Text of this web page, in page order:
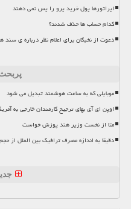
اپراتورها پول خرید پرو را پس نمی دهند
کدام حساب ها حذف شدند؟
دعوت از نخبگان برای اعلام نظر درباره ی
موبایلی که به ساعت هوشمند تبدیل می شود
اوپن ای آی بهای ترجیح کارمندان خارجی به
متا از نخست وزیر هند پوزش خواست
دقیقا به اندازه مصرف ترافیک بین الملل از